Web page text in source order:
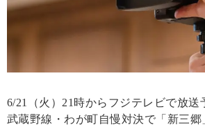
6/21（火）21時からフジテレビで放送
武蔵野線・わが町自慢対決で「新三郷